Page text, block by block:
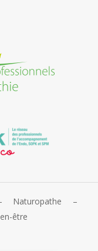
Naturopathe –
être